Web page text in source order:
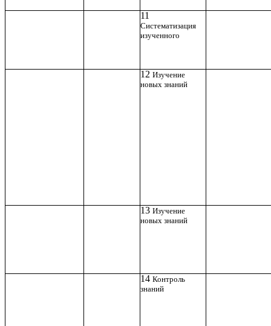
11
Систематизация
изученного
12 Изучение
новых знаний
13 Изучение
новых знаний
14 Контроль
знаний